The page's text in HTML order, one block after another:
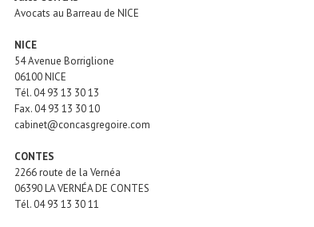
Avocats au Barreau de NICE
NICE
54 Avenue Borriglione
06100 NICE
Tél. 04 93 13 30 13
Fax. 04 93 13 30 10
cabinet@concasgregoire.com
CONTES
2266 route de la Vernéa
06390 LA VERNÉA DE CONTES
Tél. 04 93 13 30 11